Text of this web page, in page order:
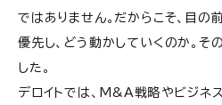
ではありません。だからこそ、目の
優先し、どう動かしていくのか。
した。
デロイトでは、M&A戦略やビジネ